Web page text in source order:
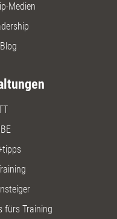
Medien
fürs Training